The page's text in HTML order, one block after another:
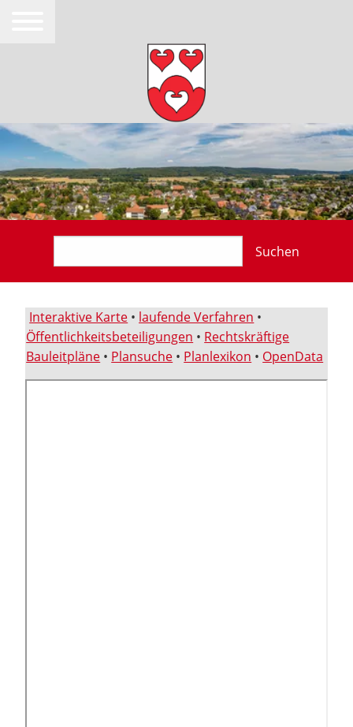
Suchen
Interaktive Karte • laufende Verfahren •
Öffentlichkeitsbeteiligungen • Rechtskräftige
Bauleitpläne • Plansuche • Planlexikon • OpenData